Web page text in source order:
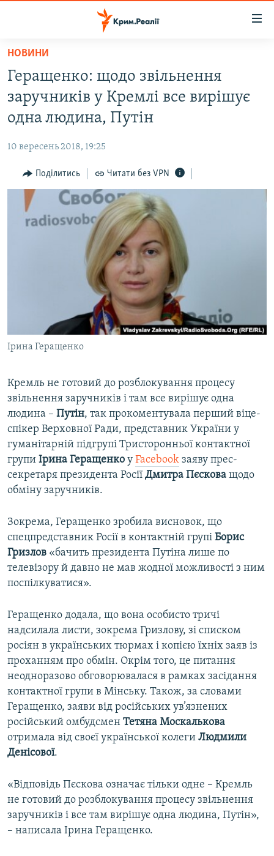
Перейти
основного
матеріалу
Перейти
до
основної
навігації
Перейти
до
пошуку
ВОДА.КРИМ
ВІДЕО ТА ФОТО
БЛОГИ
ПОГЛЯД
ІНТЕРВ'Ю
ВСЕ ЗА ДЕНЬ
ВІДЕОУРОКИ «ELIFBE»
СВІДЧЕННЯ ОКУПАЦІЇ
УКРАЇНСЬКА ПРОБЛЕМА КРИМУ
ІНФОГРАФІКА
ЯК ОБІЙТИ БЛОКУВАННЯ
ДОЛУЧАЙСЯ!
Усі сайти RFE/RL
НОВИНИ
Геращенко: щодо звільнення
заручників у Кремлі все вирішує
одна людина, Путін
10 вересень 2018, 19:25
Поділитись Читати без VPN
Ірина Геращенко
Кремль не готовий до розблокування процесу
звільнення заручників і там все вирішує одна
людина – Путін, так прокоментувала перший віце-
спікер Верховної Ради, представник України у
гуманітарній підгрупі Тристоронньої контактної
групи Ірина Геращенко у Facebook заяву прес-
секретаря президента Росії Дмитра Пєскова щодо
обміну заручників.
Зокрема, Геращенко зробила висновок, що
спецпредставник Росії в контактній групі Борис
Гризлов «бачить президента Путіна лише по
телевізору й давно не мав жодної можливості з ним
поспілкуватися».
Геращенко додала, що вона особисто тричі
надсилала листи, зокрема Гризлову, зі списком
росіян в українських тюрмах і копією їхніх заяв із
проханням про обмін. Окрім того, це питання
неодноразово обговорювалася в рамках засідання
контактної групи в Мінську. Також, за словами
Геращенко, заяви від російських ув’язнених
російський омбудсмен Тетяна Москалькова
отримала від своєї української колеги Людмили
Денісової.
«Відповідь Пєскова означає тільки одне – Кремль
не готовий до розблокування процесу звільнення
заручників і все там вирішує одна людина, Путін»,
– написала Ірина Геращенко.